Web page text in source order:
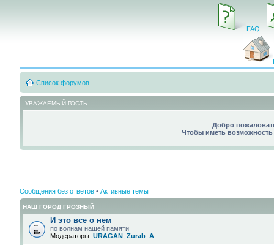
FAQ
Список форумов
УВАЖАЕМЫЙ ГОСТЬ
Добро
Чтобы иметь возможность
Сообщения без ответов • Активные темы
НАШ ГОРОД ГРОЗНЫЙ
И это все о нем
по волнам нашей памяти
Модераторы: URAGAN Zurab_A